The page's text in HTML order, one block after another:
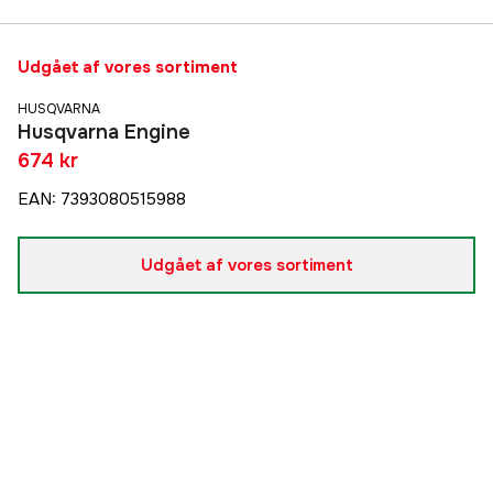
Udgået af vores sortiment
HUSQVARNA
Husqvarna Engine
674 kr
EAN: 7393080515988
Udgået af vores sortiment